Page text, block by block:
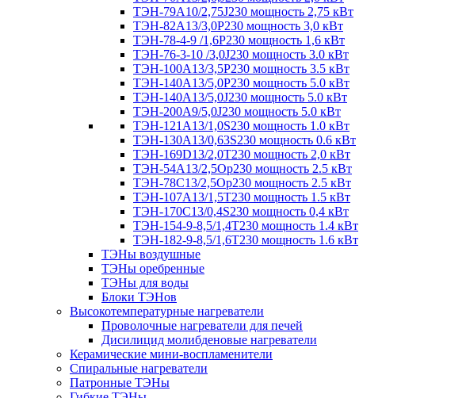
ТЭН-79А10/2,75J230 мощность 2,75 кВт
ТЭН-82А13/3,0Р230 мощность 3,0 кВт
ТЭН-78-4-9 /1,6P230 мощность 1,6 кВт
ТЭН-76-3-10 /3,0J230 мощность 3.0 кВт
ТЭН-100А13/3,5Р230 мощность 3.5 кВт
ТЭН-140А13/5,0Р230 мощность 5.0 кВт
ТЭН-140А13/5,0J230 мощность 5.0 кВт
ТЭН-200А9/5,0J230 мощность 5.0 кВт
ТЭН-121А13/1,0S230 мощность 1.0 кВт
ТЭН-130А13/0,63S230 мощность 0.6 кВт
ТЭН-169D13/2,0T230 мощность 2,0 кВт
ТЭН-54А13/2,5Ор230 мощность 2.5 кВт
ТЭН-78С13/2,5Ор230 мощность 2.5 кВт
ТЭН-107А13/1,5Т230 мощность 1.5 кВт
ТЭН-170C13/0,4S230 мощность 0,4 кВт
ТЭН-154-9-8,5/1,4Т230 мощность 1.4 кВт
ТЭН-182-9-8,5/1,6Т230 мощность 1.6 кВт
ТЭНы воздушные
ТЭНы оребренные
ТЭНы для воды
Блоки ТЭНов
Высокотемпературные нагреватели
Проволочные нагреватели для печей
Дисилицид молибденовые нагреватели
Керамические мини-воспламенители
Спиральные нагреватели
Патронные ТЭНы